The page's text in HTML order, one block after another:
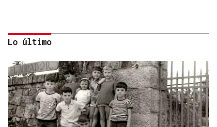
Lo último